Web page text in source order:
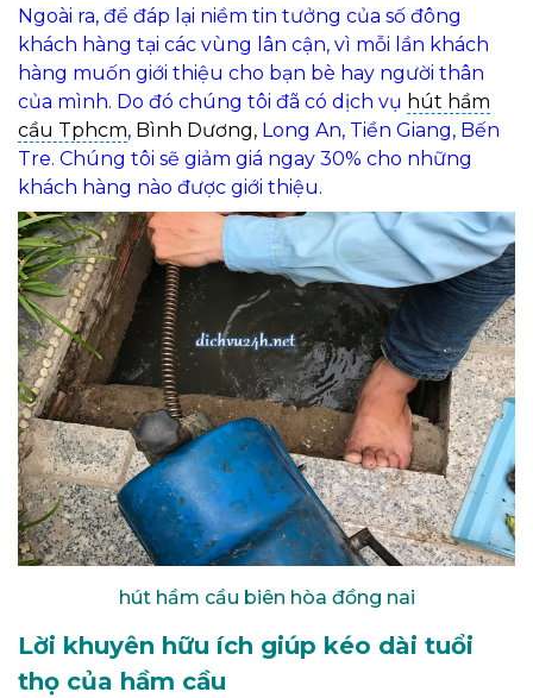
Ngoài ra, để đáp lại niềm tin tưởng của số đông
khách hàng tại các vùng lân cận, vì mỗi lần khách
hàng muốn giới thiệu cho bạn bè hay người thân
của mình. Do đó chúng tôi đã có dịch vụ hút hầm
cầu Tphcm, Bình Dương, Long An, Tiền Giang, Bến
Tre. Chúng tôi sẽ giảm giá ngay 30% cho những
khách hàng nào được giới thiệu.
hút hầm cầu biên hòa đồng nai
Lời khuyên hữu ích giúp kéo dài tuổi
thọ của hầm cầu